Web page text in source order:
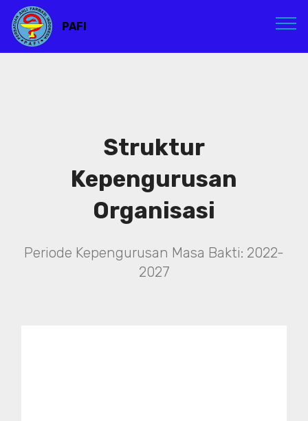
PAFI
Struktur
Kepengurusan
Organisasi
Periode Kepengurusan Masa Bakti: 2022-
2027